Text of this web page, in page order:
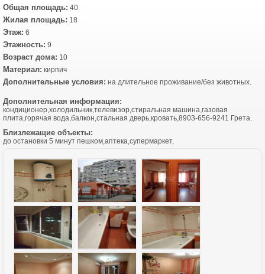
Общая площадь: 40
Жилая площадь: 18
Этаж: 6
Этажность: 9
Возраст дома: 10
Материал: кирпич
Дополнительные условия: на длительное проживание/без животных.
Дополнительная информация:
кондиционер,холодильник,телевизор,стиральная машина,газовая
плита,горячая вода,балкон,стальная дверь,кровать,8903-656-9241 Грета.
Близлежащие объекты:
до остановки 5 минут пешком,аптека,супермаркет,